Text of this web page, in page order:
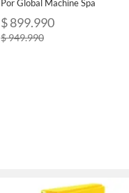
Por Global Machine Spa
$ 899.990
$ 949.990